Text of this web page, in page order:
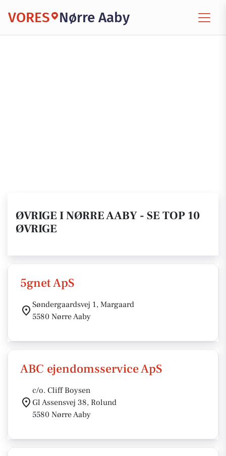
VORES Nørre Aaby
ØVRIGE I NØRRE AABY - SE TOP 10
ØVRIGE
5gnet ApS
Søndergaardsvej 1, Margaard
5580 Nørre Aaby
ABC ejendomsservice ApS
c/o. Cliff Boysen
Gl Assensvej 38, Rolund
5580 Nørre Aaby